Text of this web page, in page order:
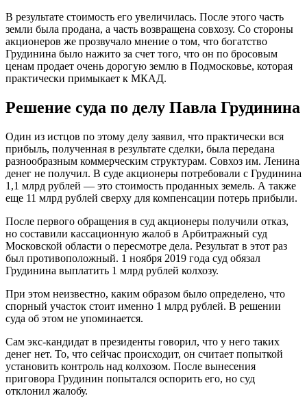
В результате стоимость его увеличилась. После этого часть
земли была продана, а часть возвращена совхозу. Со стороны
акционеров же прозвучало мнение о том, что богатство
Грудинина было нажито за счет того, что он по бросовым
ценам продает очень дорогую землю в Подмосковье, которая
практически примыкает к МКАД.
Решение суда по делу Павла Грудинина
Один из истцов по этому делу заявил, что практически вся
прибыль, полученная в результате сделки, была передана
разнообразным коммерческим структурам. Совхоз им. Ленина
денег не получил. В суде акционеры потребовали с Грудинина
1,1 млрд рублей — это стоимость проданных земель. А также
еще 11 млрд рублей сверху для компенсации потерь прибыли.
После первого обращения в суд акционеры получили отказ,
но составили кассационную жалоб в Арбитражный суд
Московской области о пересмотре дела. Результат в этот раз
был противоположный. 1 ноября 2019 года суд обязал
Грудинина выплатить 1 млрд рублей колхозу.
При этом неизвестно, каким образом было определено, что
спорный участок стоит именно 1 млрд рублей. В решении
суда об этом не упоминается.
Сам экс-кандидат в президенты говорил, что у него таких
денег нет. То, что сейчас происходит, он считает попыткой
установить контроль над колхозом. После вынесения
приговора Грудинин попытался оспорить его, но суд
отклонил жалобу.